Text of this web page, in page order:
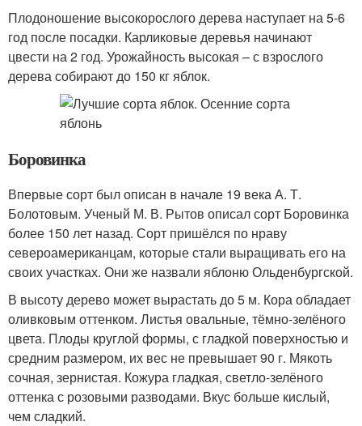
Плодоношение высокорослого дерева наступает на 5-6
год после посадки. Карликовые деревья начинают
цвести на 2 год. Урожайность высокая – с взрослого
дерева собирают до 150 кг яблок.
Боровинка
Впервые сорт был описан в начале 19 века А. Т.
Болотовым. Ученый М. В. Рытов описал сорт Боровинка
более 150 лет назад. Сорт пришёлся по нраву
североамериканцам, которые стали выращивать его на
своих участках. Они же назвали яблоню Ольденбургской.
В высоту дерево может вырастать до 5 м. Кора обладает
оливковым оттенком. Листья овальные, тёмно-зелёного
цвета. Плоды круглой формы, с гладкой поверхностью и
средним размером, их вес не превышает 90 г. Мякоть
сочная, зернистая. Кожура гладкая, светло-зелёного
оттенка с розовыми разводами. Вкус больше кислый,
чем сладкий.